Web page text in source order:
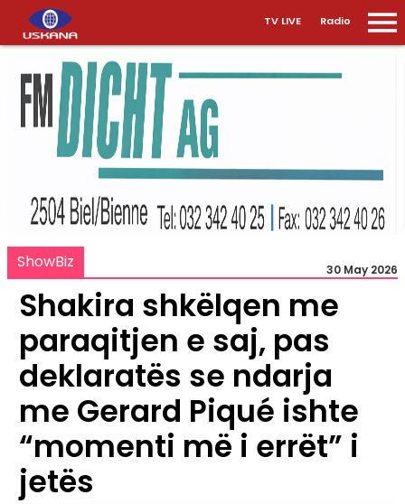
TV LIVE Radio
ShowBiz 30 May 2026
Shakira shkëlqen me
paraqitjen e saj, pas
deklaratës se ndarja
me Gerard Piqué ishte
“momenti më i errët” i
jetës